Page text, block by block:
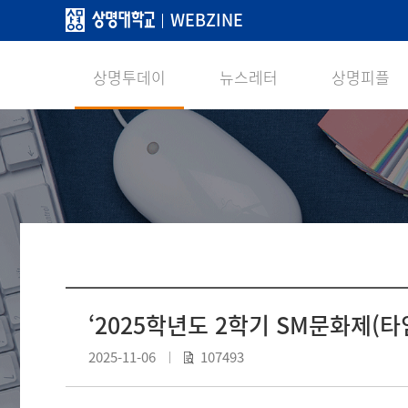
WEBZINE
상명투데이 뉴스레터 상명피플
‘2025학년도 2학기 SM문화제(타
2025-11-06 107493